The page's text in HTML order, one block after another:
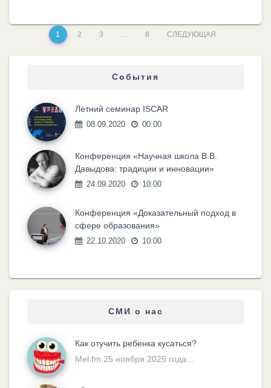
1 2 3 … 8 СЛЕДУЮЩАЯ
События
Летний семинар ISCAR
08.09.2020 00:00
Конференция «Научная школа В.В.
Давыдова: традиции и инновации»
24.09.2020 10:00
Конференция «Доказательный подход в
сфере образования»
22.10.2020 10:00
СМИ о нас
Как отучить ребенка кусаться?
Mel.fm 25 ноября 2025 года...